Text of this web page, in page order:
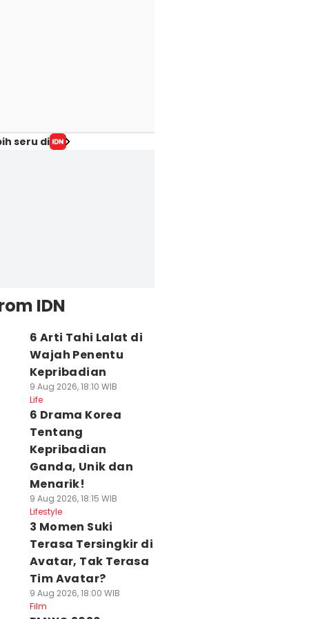
seru di
IDN
6 Arti Tahi Lalat di
Wajah Penentu
Kepribadian
9 Aug 2026, 18:10 WIB
Life
6 Drama Korea
Tentang
Kepribadian
Ganda, Unik dan
Menarik!
9 Aug 2026, 18:15 WIB
Lifestyle
3 Momen Suki
Terasa Tersingkir di
Avatar, Tak Terasa
Tim Avatar?
9 Aug 2026, 18:00 WIB
Film